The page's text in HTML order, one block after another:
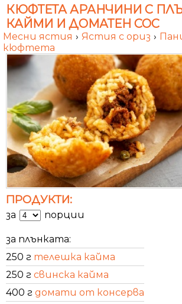
КЮФТЕТА АРАНЧИНИ С
КАЙМИ И ДОМАТЕН СОС
Месни ястия › Ястия с ориз ›
кюфтета
ПРОДУКТИ:
за порции
за плънката:
250 г телешка кайма
250 г свинска кайма
400 г домати от консерва